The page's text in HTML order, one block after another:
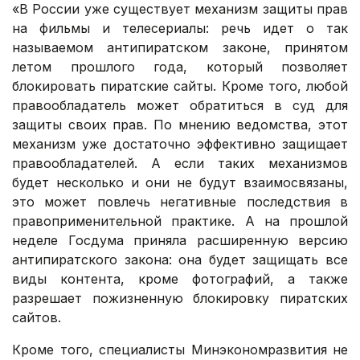
«В России уже существует механизм защиты прав
на фильмы и телесериалы: речь идет о так
называемом антипиратском законе, принятом
летом прошлого года, который позволяет
блокировать пиратские сайты. Кроме того, любой
правообладатель может обратиться в суд для
защиты своих прав. По мнению ведомства, этот
механизм уже достаточно эффективно защищает
правообладателей. А если таких механизмов
будет несколько и они не будут взаимосвязаны,
это может повлечь негативные последствия в
правоприменительной практике. А на прошлой
неделе Госдума приняла расширенную версию
антипиратского закона: она будет защищать все
виды контента, кроме фотографий, а также
разрешает пожизненную блокировку пиратских
сайтов.
Кроме того, специалисты Минэкономразвития не